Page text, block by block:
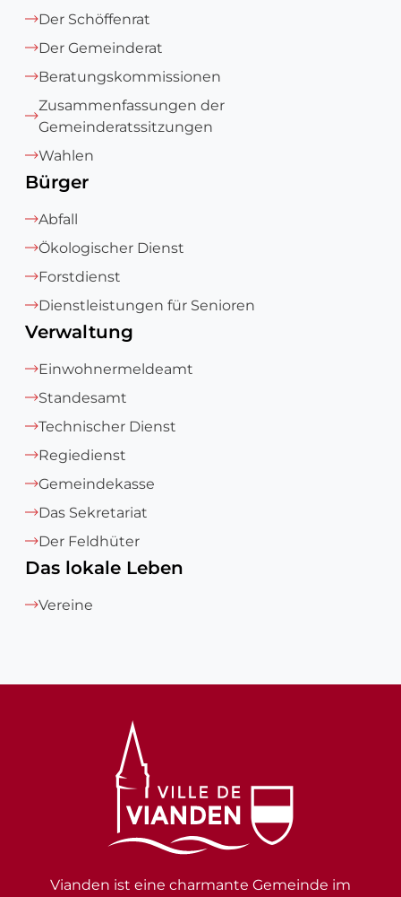
Der Schöffenrat
Der Gemeinderat
Beratungskommissionen
Zusammenfassungen der
Gemeinderatssitzungen
Wahlen
Bürger
Abfall
Ökologischer Dienst
Forstdienst
Dienstleistungen für Senioren
Verwaltung
Einwohnermeldeamt
Standesamt
Technischer Dienst
Regiedienst
Gemeindekasse
Das Sekretariat
Der Feldhüter
Das lokale Leben
Vereine
Vianden ist eine charmante Gemeinde im